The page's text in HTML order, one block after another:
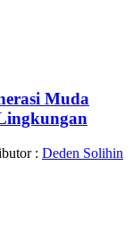
Muda
: Deden Solihin